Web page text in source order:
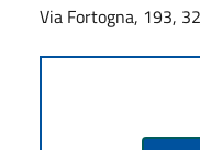
Via Fortogna, 193,